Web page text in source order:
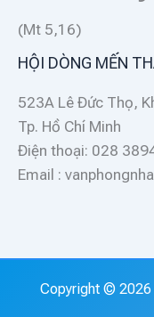
(Mt 5,16)
HỘI DÒNG MẾN
523A Lê Đức Thọ,
Tp. Hồ Chí Minh
Điện thoại: 028
Email :
Copyright © 2026